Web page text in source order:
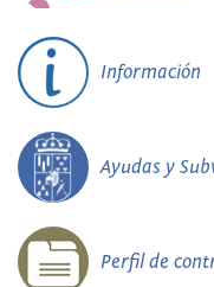
Información
Ayudas y
Perfil de